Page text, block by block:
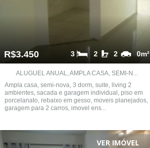
R$3.450 0m²
2
2
3
ALUGUEL ANUAL, AMPLA CASA, SEMI-N...
Ampla casa, semi-nova, 3 dorm, suite, living 2
ambientes, sacada e garagem individual, piso em
porcelanato, rebaixo em gesso, moveis planejados,
garagem para 2 carros, imovel ens...
VER IMÓVEL